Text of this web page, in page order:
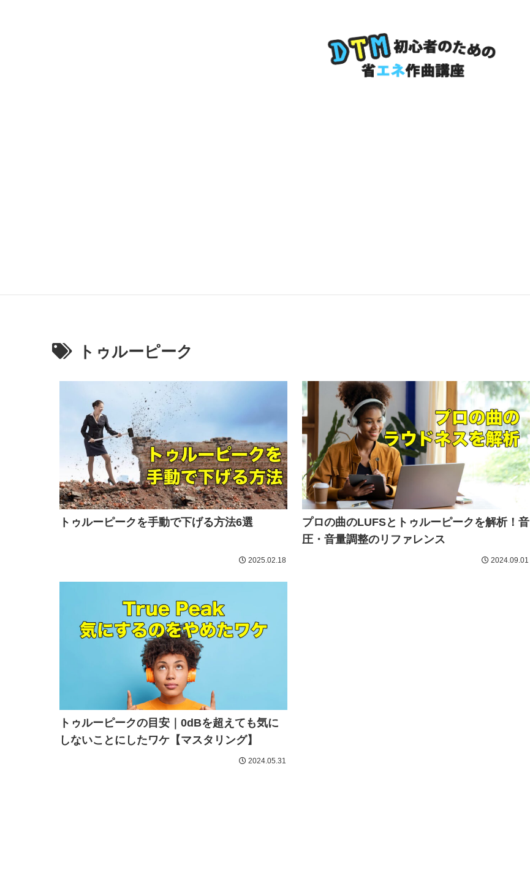
トゥルーピーク
トゥルーピークを手動で下げる方法6選
2025.02.18
プロの曲のLUFSとトゥルーピークを解析！音
圧・音量調整のリファレンス
2024.09.01
トゥルーピークの目安｜0dBを超えても気に
しないことにしたワケ【マスタリング】
2024.05.31